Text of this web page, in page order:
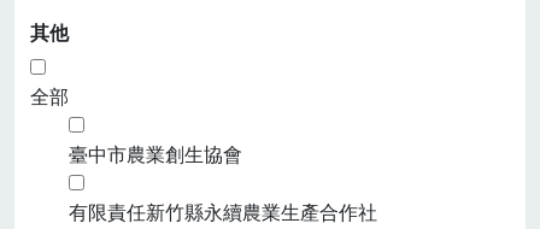
其他
全部
臺中市農業創生協會
有限責任新竹縣永續農業生產合作社